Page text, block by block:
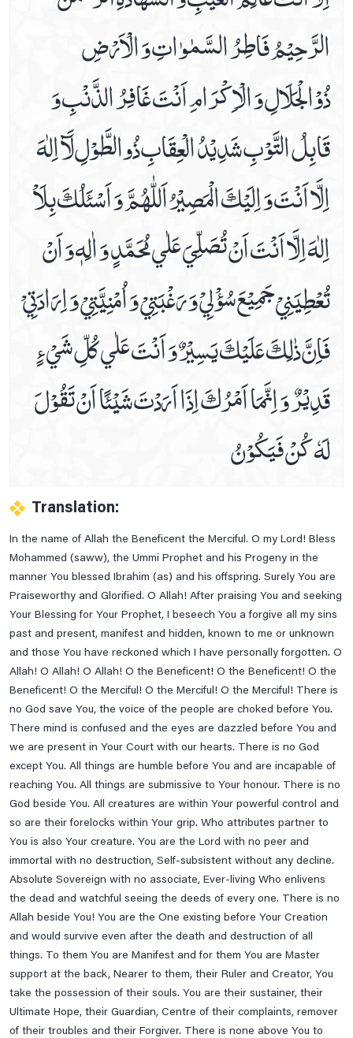
الرَّحِيْمُ فَاطِرُ السَّمٰوٰاتِ وَ الْاَرْضِ
ذُوْالْجَلَالِ وَ الْاِكْرَامِ اَنْتَ غَافِرُ الذَّنْبِ وَ
قَابِلُ التَّوْبِ شَدِيْدُ الْعِقَابِ ذُوالطَّوْلِ لَآ اِلٰهَ
اِلَّا اَنْتَ وَ اِلَيْكَ الْمَصِيْرُ اَللّٰهُمَّ وَ اَسْئَلُكَ بِلَاْ
اِلٰهَ اِلَّا اَنْتَ اَنْ تُصَلِّيَ عَلٰي مُحَمَّدٍ وَ اٰلِهٖ وَ اَنْ
تُعْطِيَنِيْ جَمِيْعَ سُؤْلِيْ وَ رَغْبَتِيْ وَ اُمْنِيَّتِيْ وَ اِرَادَتِيْ
فَاِنَّ ذٰلِكَ عَلَيْكَ يَسِيْرٌ وَ اَنْتَ عَلٰي كُلِّ شَيْ ءٍ
قَدِيْرٌ وَ اِنَّمَا اَمْرُكَ اِذَا اَرَدْتَ شَيْئًا اَنْ تَقُوْلَ
لَهٗ كُنْ فَيَكُوْنُ
Translation:
In the name of Allah the Beneficent the Merciful. O my Lord! Bless
Mohammed (saww), the Ummi Prophet and his Progeny in the
manner You blessed Ibrahim (as) and his offspring. Surely You are
Praiseworthy and Glorified. O Allah! After praising You and seeking
Your Blessing for Your Prophet, I beseech You a forgive all my sins
past and present, manifest and hidden, known to me or unknown
and those You have reckoned which I have personally forgotten. O
Allah! O Allah! O Allah! O the Beneficent! O the Beneficent! O the
Beneficent! O the Merciful! O the Merciful! O the Merciful! There is
no God save You, the voice of the people are choked before You.
There mind is confused and the eyes are dazzled before You and
we are present in Your Court with our hearts. There is no God
except You. All things are humble before You and are incapable of
reaching You. All things are submissive to Your honour. There is no
God beside You. All creatures are within Your powerful control and
so are their forelocks within Your grip. Who attributes partner to
You is also Your creature. You are the Lord with no peer and
immortal with no destruction, Self-subsistent without any decline.
Absolute Sovereign with no associate, Ever-living Who enlivens
the dead and watchful seeing the deeds of every one. There is no
Allah beside You! You are the One existing before Your Creation
and would survive even after the death and destruction of all
things. To them You are Manifest and for them You are Master
support at the back, Nearer to them, their Ruler and Creator, You
take the possession of their souls. You are their sustainer, their
Ultimate Hope, their Guardian, Centre of their complaints, remover
of their troubles and their Forgiver. There is none above You to